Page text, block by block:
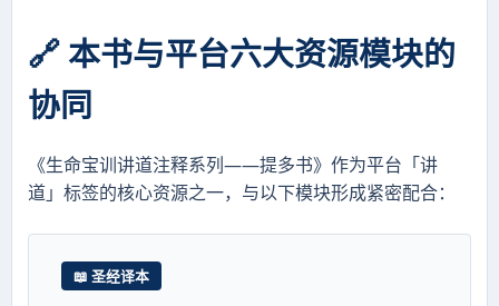
🔗 本书与平台六大资源模块的
协同
《生命宝训讲道注释系列——提多书》作为平台「讲
道」标签的核心资源之一，与以下模块形成紧密配合：
📖 圣经译本